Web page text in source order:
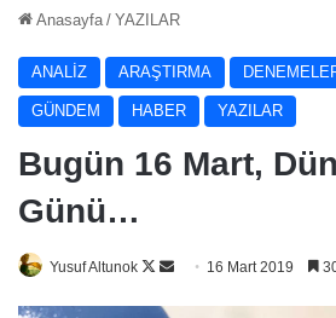
Anasayfa / YAZILAR
ANALİZ ARAŞTIRMA
GÜNDEM HABER YAZILAR
Bugün 16 Mart,
Günü…
Yusuf Altunok
Follow
Bir
16 Mart 2019